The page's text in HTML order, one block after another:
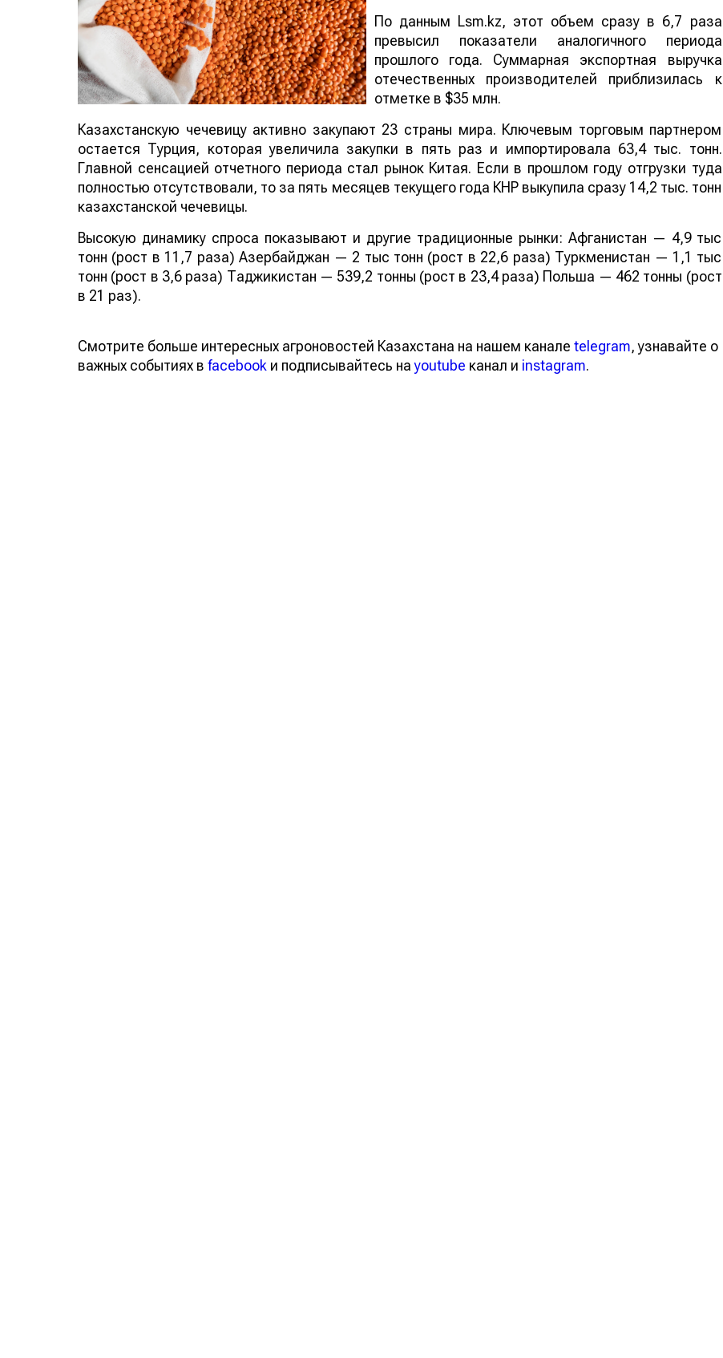
По данным Lsm.kz, этот объем сразу в 6,7 раза
превысил показатели аналогичного периода
прошлого года. Суммарная экспортная выручка
отечественных производителей приблизилась к
отметке в $35 млн.
Казахстанскую чечевицу активно закупают 23 страны мира. Ключевым торговым партнером
остается Турция, которая увеличила закупки в пять раз и импортировала 63,4 тыс. тонн.
Главной сенсацией отчетного периода стал рынок Китая. Если в прошлом году отгрузки туда
полностью отсутствовали, то за пять месяцев текущего года КНР выкупила сразу 14,2 тыс. тонн
казахстанской чечевицы.
Высокую динамику спроса показывают и другие традиционные рынки: Афганистан — 4,9 тыс
тонн (рост в 11,7 раза) Азербайджан — 2 тыс тонн (рост в 22,6 раза) Туркменистан — 1,1 тыс
тонн (рост в 3,6 раза) Таджикистан — 539,2 тонны (рост в 23,4 раза) Польша — 462 тонны (рост
в 21 раз).
Смотрите больше интересных агроновостей Казахстана на нашем канале telegram, узнавайте о
важных событиях в facebook и подписывайтесь наyoutube канал и instagram.